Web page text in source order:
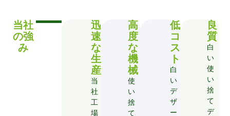
当社
の強
み
迅
速
な
生
産
当
社
工
場
高
度
な
機
械
使
い
捨
て
低
コ
ス
ト
白
い
デ
ザ
ー
良
質
白
い
使
い
捨
て
デ